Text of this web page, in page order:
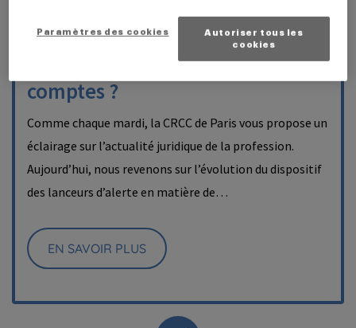
Lanceurs d’alerte et LCB-FT :
quelle articulation avec les
obligations du commissaire aux
comptes ?
Comme chaque mardi, la CRCC de Paris vous propose un
éclairage sur l’actualité juridique de la profession.
Aujourd’hui, nous revenons sur l’évolution du dispositif
des lanceurs d’alerte en matière de…
EN SAVOIR PLUS
Autoriser tous les
cookies
Paramètres des cookies